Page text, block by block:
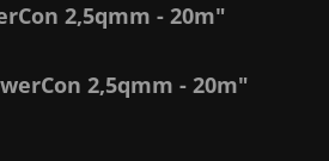
2,5qmm - 20m"
2,5qmm - 20m"